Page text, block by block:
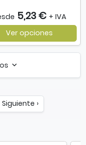
5,23 € + IVA
Ver opciones
Siguiente ›